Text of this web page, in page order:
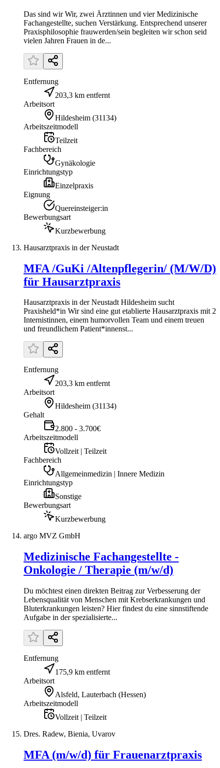
Das sind wir Wir, zwei Ärztinnen und vier Medizinische
Fachangestellte, suchen Verstärkung. Entsprechend unserer
Praxisphilosophie frauwerden/sein begleiten wir schon seid
vielen Jahren Frauen in de...
Entfernung
203,3 km entfernt
Arbeitsort
Hildesheim (31134)
Arbeitszeitmodell
Teilzeit
Fachbereich
Gynäkologie
Einrichtungstyp
Einzelpraxis
Eignung
Quereinsteiger:in
Bewerbungsart
Kurzbewerbung
Hausarztpraxis in der Neustadt
MFA /GuKi /Altenpflegerin/ (M/W/D)
für Hausarztpraxis
Hausarztpraxis in der Neustadt Hildesheim sucht
Praxisheld*in Wir sind eine gut etablierte Hausarztpraxis mit 2
Internistinnen, einem humorvollen Team und einem treuen
und freundlichem Patient*innenst...
Entfernung
203,3 km entfernt
Arbeitsort
Hildesheim (31134)
Gehalt
2.800 - 3.700€
Arbeitszeitmodell
Vollzeit | Teilzeit
Fachbereich
Allgemeinmedizin | Innere Medizin
Einrichtungstyp
Sonstige
Bewerbungsart
Kurzbewerbung
argo MVZ GmbH
Medizinische Fachangestellte -
Onkologie / Therapie (m/w/d)
Du möchtest einen direkten Beitrag zur Verbesserung der
Lebensqualität von Menschen mit Krebserkrankungen und
Bluterkrankungen leisten? Hier findest du eine sinnstiftende
Aufgabe in der spezialisierte...
Entfernung
175,9 km entfernt
Arbeitsort
Alsfeld, Lauterbach (Hessen)
Arbeitszeitmodell
Vollzeit | Teilzeit
Dres. Radew, Bienia, Uvarov
MFA (m/w/d) für Frauenarztpraxis